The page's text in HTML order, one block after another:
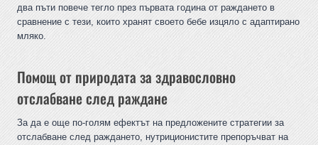
два пъти повече тегло през първата година от раждането в
сравнение с тези, които хранят своето бебе изцяло с адаптирано
мляко.
Помощ от природата за здравословно
отслабване след раждане
За да е още по-голям ефектът на предложените стратегии за
отслабване след раждането, нутриционистите препоръчват на